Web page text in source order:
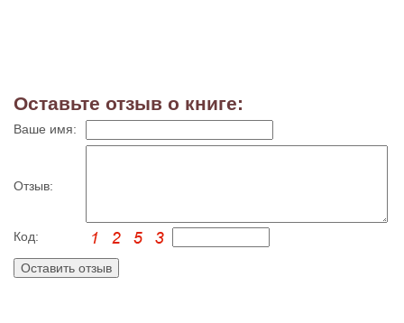
Оставьте отзыв о книге:
Ваше имя:
Отзыв:
Код: